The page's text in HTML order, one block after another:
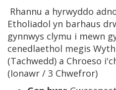
Rhannu a hyrwyddo
Etholiadol yn barhaus
gynnwys clymu i mewn
cenedlaethol megis
(Tachwedd) a Chroeso
(Ionawr / 3 Chwefror)